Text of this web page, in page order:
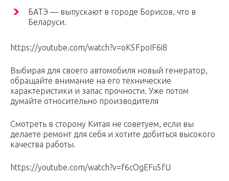
БАТЭ — выпускают в городе Борисов, что в
Беларуси.
https://youtube.com/watch?v=oK5FpoIF6i8
Выбирая для своего автомобиля новый генератор,
обращайте внимание на его технические
характеристики и запас прочности. Уже потом
думайте относительно производителя
Смотреть в сторону Китая не советуем, если вы
делаете ремонт для себя и хотите добиться высокого
качества работы.
https://youtube.com/watch?v=f6cOgEFu5fU